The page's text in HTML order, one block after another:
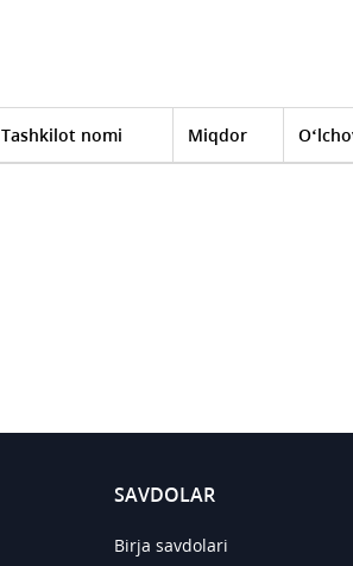
Tashkilot nomi Miqdor
SAVDOLAR
Birja savdolari